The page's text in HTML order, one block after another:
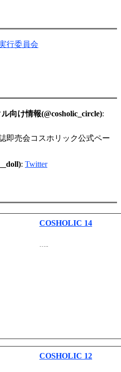
行委員会
向け情報(@cosholic_circle):
即売会コスホリック公式ペー
: Twitter
COSHOLIC 14
…..
COSHOLIC 12